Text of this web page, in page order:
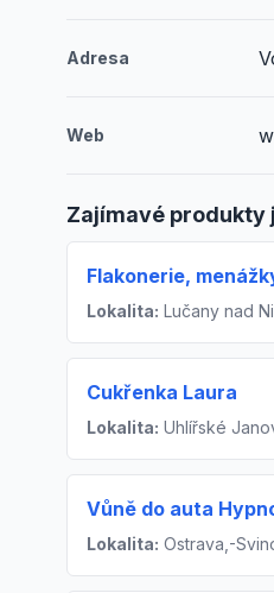
Adresa
Web
Zajímavé produkty
Flakonerie,
Lokalita: Lučany nad
Cukřenka Laura
Lokalita: Uhlířské
Vůně do auta
Lokalita: Ostrava,-